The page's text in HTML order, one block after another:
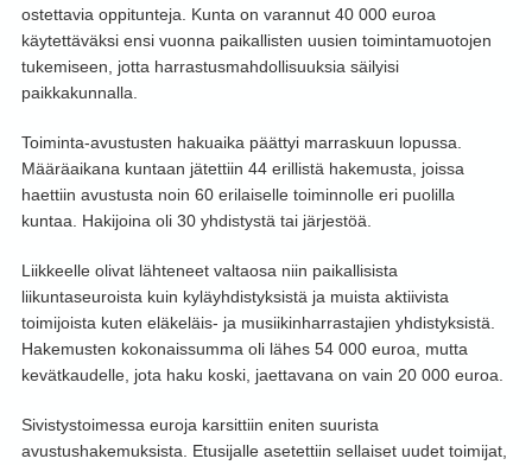
ostettavia oppitunteja. Kunta on varannut 40 000 euroa
käytettäväksi ensi vuonna paikallisten uusien toimintamuotojen
tukemiseen, jotta harrastusmahdollisuuksia säilyisi
paikkakunnalla.
Toiminta-avustusten hakuaika päättyi marraskuun lopussa.
Määräaikana kuntaan jätettiin 44 erillistä hakemusta, joissa
haettiin avustusta noin 60 erilaiselle toiminnolle eri puolilla
kuntaa. Hakijoina oli 30 yhdistystä tai järjestöä.
Liikkeelle olivat lähteneet valtaosa niin paikallisista
liikuntaseuroista kuin kyläyhdistyksistä ja muista aktiivista
toimijoista kuten eläkeläis- ja musiikinharrastajien yhdistyksistä.
Hakemusten kokonaissumma oli lähes 54 000 euroa, mutta
kevätkaudelle, jota haku koski, jaettavana on vain 20 000 euroa.
Sivistystoimessa euroja karsittiin eniten suurista
avustushakemuksista. Etusijalle asetettiin sellaiset uudet toimijat,